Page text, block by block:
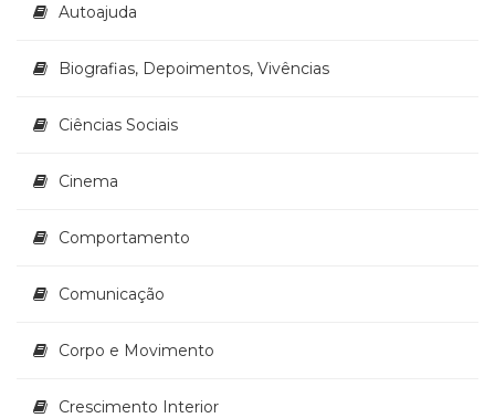
Televisão
Temas
Terapia
(21)
e
Turismo
Vida
(32)
Autoajuda
Biografias, Depoimentos, Vivências
Ciências Sociais
Cinema
Comportamento
Comunicação
Corpo e Movimento
Crescimento Interior